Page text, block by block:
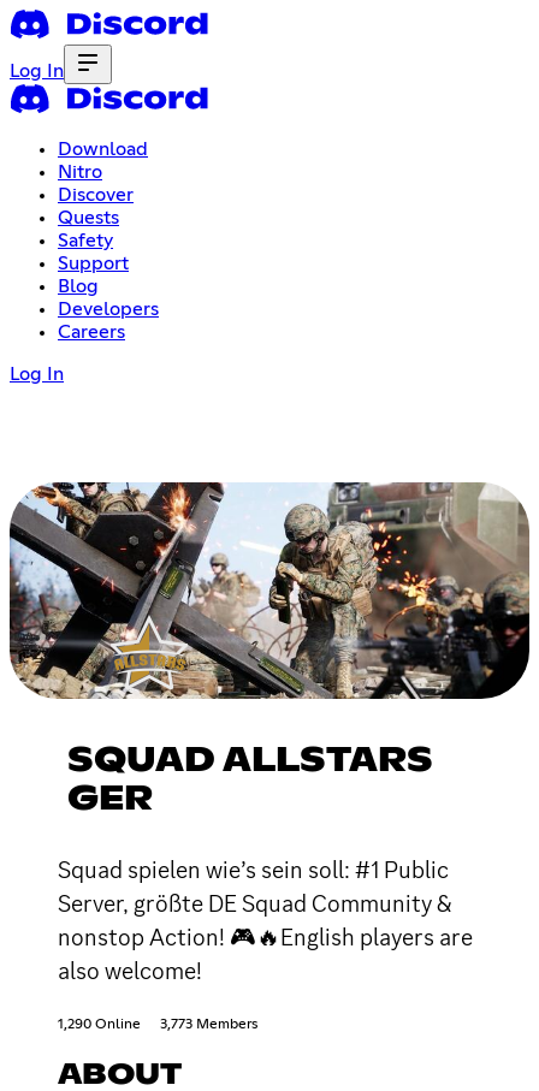
Log In
Download
Nitro
Discover
Quests
Safety
Support
Blog
Developers
Careers
Log In
SQUAD ALLSTARS
GER
Squad spielen wie’s sein soll: #1 Public
Server, größte DE Squad Community &
nonstop Action! 🎮🔥English players are
also welcome!
1,290 Online 3,773 Members
ABOUT